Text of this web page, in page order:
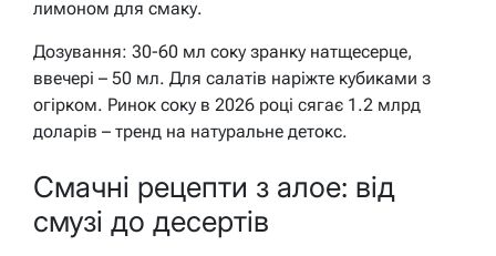
лимоном для смаку.
Дозування: 30-60 мл соку зранку натщесерце,
ввечері – 50 мл. Для салатів наріжте кубиками з
огірком. Ринок соку в 2026 році сягає 1.2 млрд
доларів – тренд на натуральне детокс.
Смачні рецепти з алое: від
смузі до десертів